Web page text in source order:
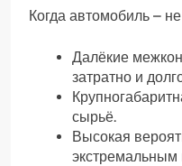
Когда автомобиль –
Далёкие
затратно и
сырьё.
Высокая
экстремальным